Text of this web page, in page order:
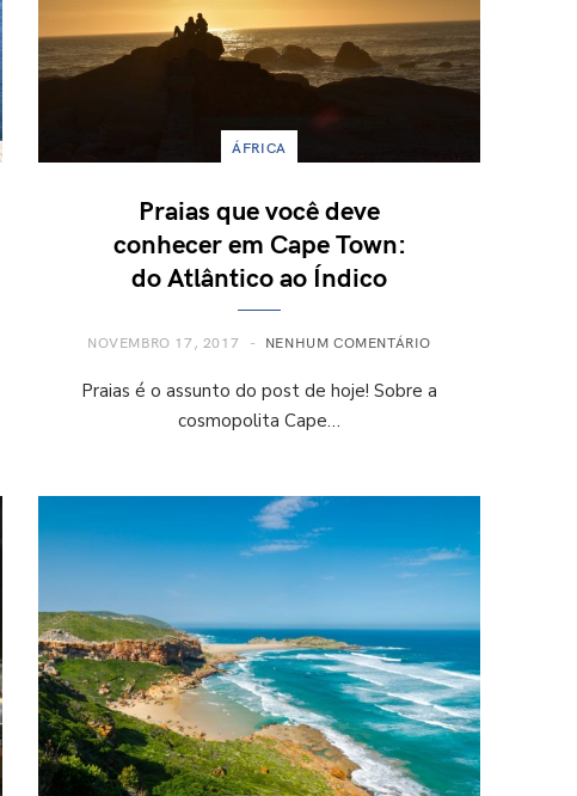
ÁFRICA
Praias que você deve
conhecer em Cape Town:
do Atlântico ao Índico
NOVEMBRO 17, 2017 NENHUM COMENTÁRIO
Praias é o assunto do post de hoje! Sobre a
cosmopolita Cape…